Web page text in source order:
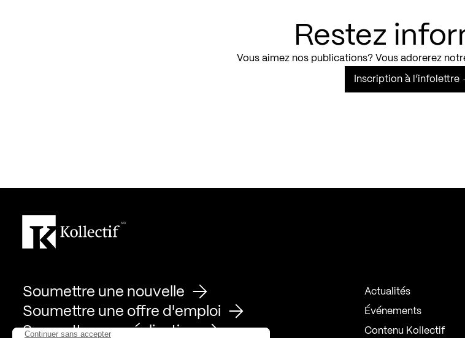
Restez
Vous aimez nos publications? Vous adorerez
Inscription à l’infolettre
Soumettre une nouvelle
Soumettre une offre d'emploi
Soumettre une réalisation
Actualités
Événements
Contenu Kollectif